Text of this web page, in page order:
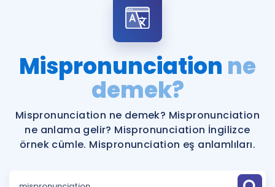
Şifremi Hatırlamıyorum
Remzi Hoca ile seni sınava hazırlayacak onlarca eğitim seni
bekliyor!
Katılımcı Görüşleri
Faydalı Araçlar
Ücretsiz Kaynaklar
Blog
İngilizce Gramer
Mispronunciation ne
demek?
Mispronunciation ne demek? Mispronunciation
ne anlama gelir? Mispronunciation İngilizce
örnek cümle. Mispronunciation eş anlamlıları.